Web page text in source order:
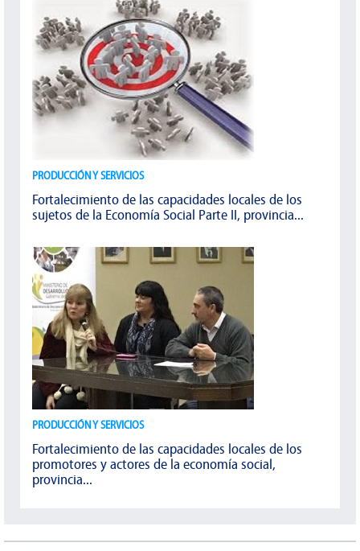
PRODUCCIÓN Y SERVICIOS
Fortalecimiento de las capacidades locales de los
sujetos de la Economía Social Parte II, provincia...
PRODUCCIÓN Y SERVICIOS
Fortalecimiento de las capacidades locales de los
promotores y actores de la economía social,
provincia...